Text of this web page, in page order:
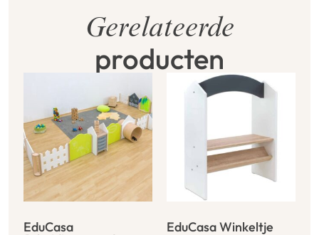
Gerelateerde
producten
EduCasa EduCasa Winkeltje